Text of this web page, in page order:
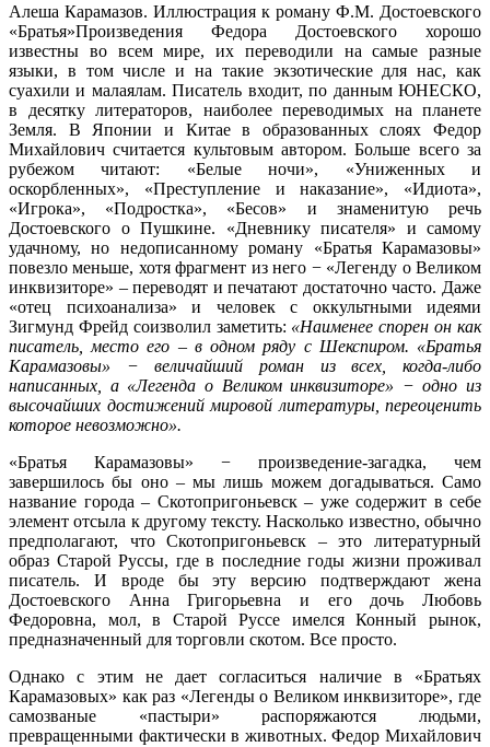
Алеша Карамазов. Иллюстрация к роману Ф.М. Достоевского
«Братья»Произведения Федора Достоевского хорошо
известны во всем мире, их переводили на самые разные
языки, в том числе и на такие экзотические для нас, как
суахили и малаялам. Писатель входит, по данным ЮНЕСКО,
в десятку литераторов, наиболее переводимых на планете
Земля. В Японии и Китае в образованных слоях Федор
Михайлович считается культовым автором. Больше всего за
рубежом читают: «Белые ночи», «Униженных и
оскорбленных», «Преступление и наказание», «Идиота»,
«Игрока», «Подростка», «Бесов» и знаменитую речь
Достоевского о Пушкине. «Дневнику писателя» и самому
удачному, но недописанному роману «Братья Карамазовы»
повезло меньше, хотя фрагмент из него − «Легенду о Великом
инквизиторе» – переводят и печатают достаточно часто. Даже
«отец психоанализа» и человек с оккультными идеями
Зигмунд Фрейд соизволил заметить: «Наименее спорен он как
писатель, место его – в одном ряду с Шекспиром. «Братья
Карамазовы» − величайший роман из всех, когда-либо
написанных, а «Легенда о Великом инквизиторе» − одно из
высочайших достижений мировой литературы, переоценить
которое невозможно».
«Братья Карамазовы» − произведение-загадка, чем
завершилось бы оно – мы лишь можем догадываться. Само
название города – Скотопригоньевск – уже содержит в себе
элемент отсыла к другому тексту. Насколько известно, обычно
предполагают, что Скотопригоньевск – это литературный
образ Старой Руссы, где в последние годы жизни проживал
писатель. И вроде бы эту версию подтверждают жена
Достоевского Анна Григорьевна и его дочь Любовь
Федоровна, мол, в Старой Руссе имелся Конный рынок,
предназначенный для торговли скотом. Все просто.
Однако с этим не дает согласиться наличие в «Братьях
Карамазовых» как раз «Легенды о Великом инквизиторе», где
самозваные «пастыри» распоряжаются людьми,
превращенными фактически в животных. Федор Михайлович